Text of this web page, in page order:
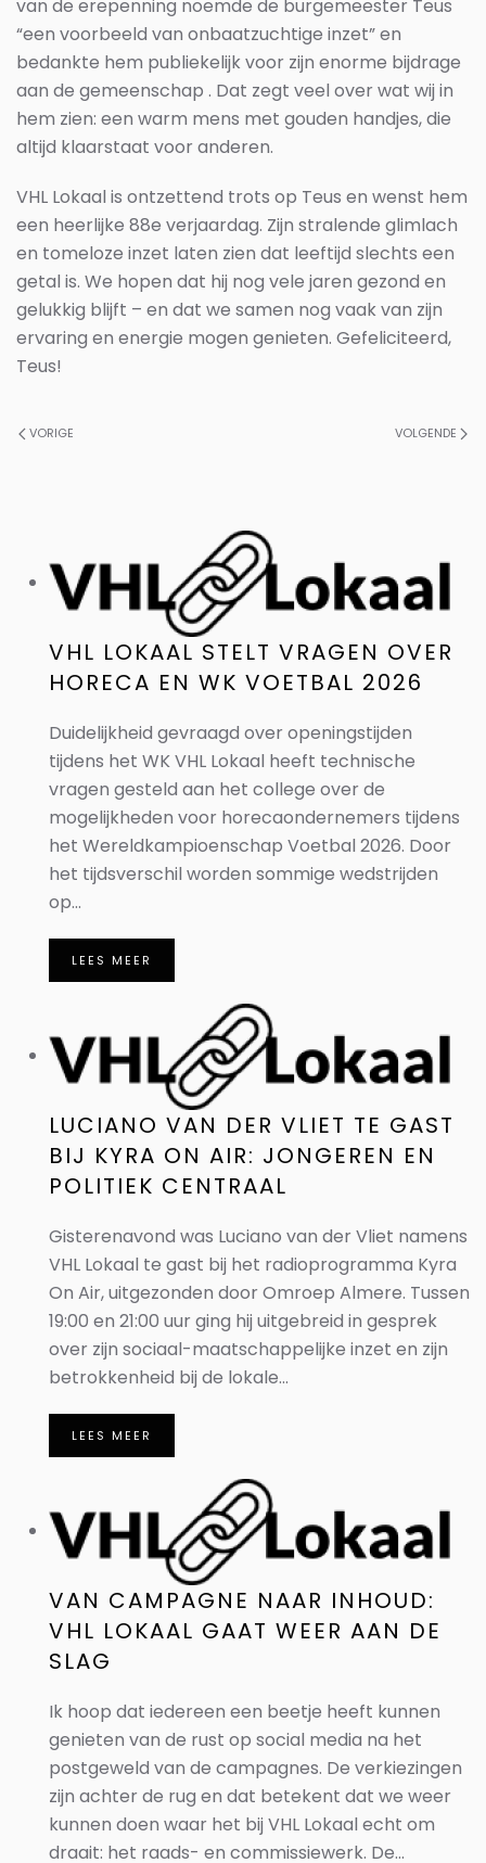
van de erepenning noemde de burgemeester Teus
“een voorbeeld van onbaatzuchtige inzet” en
bedankte hem publiekelijk voor zijn enorme bijdrage
aan de gemeenschap . Dat zegt veel over wat wij in
hem zien: een warm mens met gouden handjes, die
altijd klaarstaat voor anderen.
VHL Lokaal is ontzettend trots op Teus en wenst hem
een heerlijke 88e verjaardag. Zijn stralende glimlach
en tomeloze inzet laten zien dat leeftijd slechts een
getal is. We hopen dat hij nog vele jaren gezond en
gelukkig blijft – en dat we samen nog vaak van zijn
ervaring en energie mogen genieten. Gefeliciteerd,
Teus!
VORIGE VOLGENDE
VHL LOKAAL STELT VRAGEN OVER
HORECA EN WK VOETBAL 2026
Duidelijkheid gevraagd over openingstijden
tijdens het WK VHL Lokaal heeft technische
vragen gesteld aan het college over de
mogelijkheden voor horecaondernemers tijdens
het Wereldkampioenschap Voetbal 2026. Door
het tijdsverschil worden sommige wedstrijden
op...
LEES MEER
LUCIANO VAN DER VLIET TE GAST
BIJ KYRA ON AIR: JONGEREN EN
POLITIEK CENTRAAL
Gisterenavond was Luciano van der Vliet namens
VHL Lokaal te gast bij het radioprogramma Kyra
On Air, uitgezonden door Omroep Almere. Tussen
19:00 en 21:00 uur ging hij uitgebreid in gesprek
over zijn sociaal-maatschappelijke inzet en zijn
betrokkenheid bij de lokale...
LEES MEER
VAN CAMPAGNE NAAR INHOUD:
VHL LOKAAL GAAT WEER AAN DE
SLAG
Ik hoop dat iedereen een beetje heeft kunnen
genieten van de rust op social media na het
postgeweld van de campagnes. De verkiezingen
zijn achter de rug en dat betekent dat we weer
kunnen doen waar het bij VHL Lokaal echt om
draait: het raads- en commissiewerk. De...